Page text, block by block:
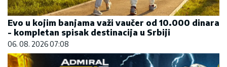
Evo u kojim banjama važi vaučer od 10.000 dinara
- kompletan spisak destinacija u Srbiji
06. 08. 2026 07:08